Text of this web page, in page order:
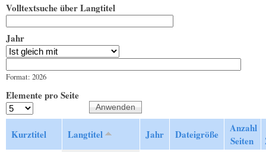
Volltextsuche über Langtitel
Jahr
Format: 2026
Elemente pro Seite
Kurztitel Langtitel Jahr Dateigröße
Anzahl
Seiten